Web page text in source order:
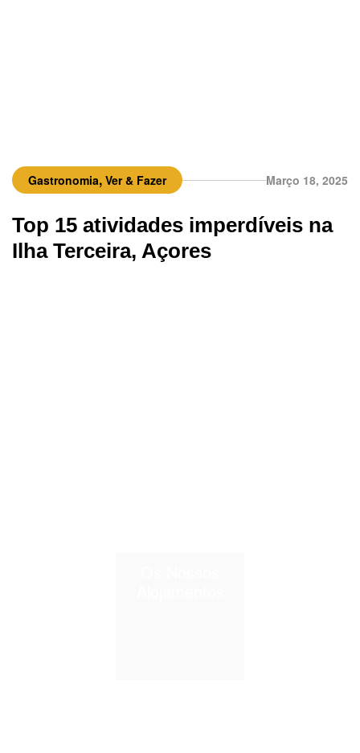
Gastronomia, Ver & Fazer Março 18, 2025
Top 15 atividades imperdíveis na
Ilha Terceira, Açores